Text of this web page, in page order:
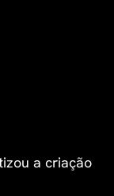
a criação